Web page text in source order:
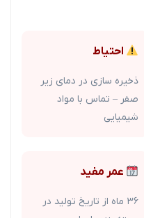
احتیاط
ذخیره سازی در دمای زیر
صفر – تماس با مواد
شیمیایی
عمر مفید
۳۶ ماه از تاریخ تولید در